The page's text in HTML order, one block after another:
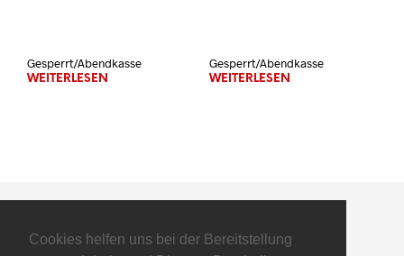
Cookies helfen uns bei der Bereitstellung
Gesperrt/Abendkasse
WEITERLESEN
Gesperrt/Abendkasse
WEITERLESEN